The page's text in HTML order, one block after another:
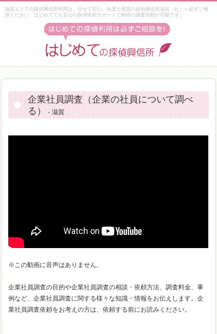
企業社員調査（企業の社員について調べ
る）
- 滋賀
※この動画に音声はありません。
企業社員調査の目的や企業社員調査の相談・依頼方法、調査料金、事
例など、企業社員調査に関する様々な知識・情報をお伝えします。企
業社員調査依頼をお考えの方は、依頼する前にお読みください。
滋賀エリアの探偵興信所利用は、任せて安心、弁護士推奨の探偵興信所滋賀（社）へ必ずご相
談ください。はじめてでも安心の探偵依頼サポートで納得の調査依頼が可能です。